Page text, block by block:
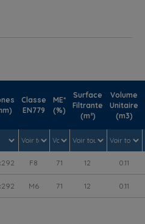
Classe
EN779
ME*
(%)
Surface
Filtrante
(m²)
Volume
Unitaire
(m3)
F8 71 12 0.11
M6 71 12 0.11